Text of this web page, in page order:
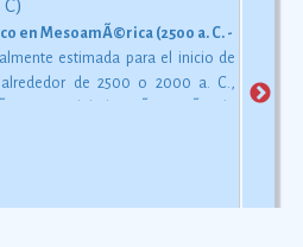
en MesoamÃ©rica (2500 a. C. - 200 d. C)
estimada para el inicio de
de 2500 o 2000 a. C.,